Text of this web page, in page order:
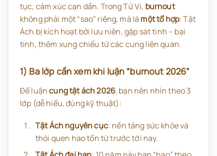
tục, cảm xúc cạn dần. Trong Tử Vi, burnout
không phải một “sao” riêng, mà là một tổ hợp: Tật
Ách bị kích hoạt bởi lưu niên, gặp sát tinh – bại
tinh, thêm xung chiếu từ các cung liên quan.
1) Ba lớp cần xem khi luận “burnout 2026”
Để luậncung tật ách 2026, bạn nên nhìn theo 3
lớp (dễ hiểu, đúng kỹ thuật):
Tật Ách nguyên cục: nền tảng sức khỏe và
thói quen hao tổn từ trước tới nay.